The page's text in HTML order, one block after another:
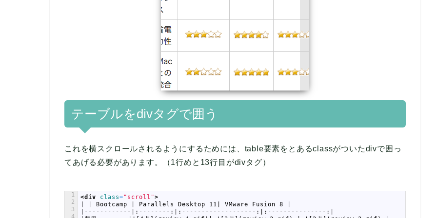
テーブルをdivタグで囲う
これを横スクロールされるようにするためには、table要素をとあるclassがついたdivで囲っ
てあげる必要があります。（1行めと13行目がdivタグ）
1
2
3
4
<div class= "scroll">
| | Bootcamp | Parallels Desktop 11| VMware Fusion 8 |
|------------|:--------:|:-------------------:|:---------------:|